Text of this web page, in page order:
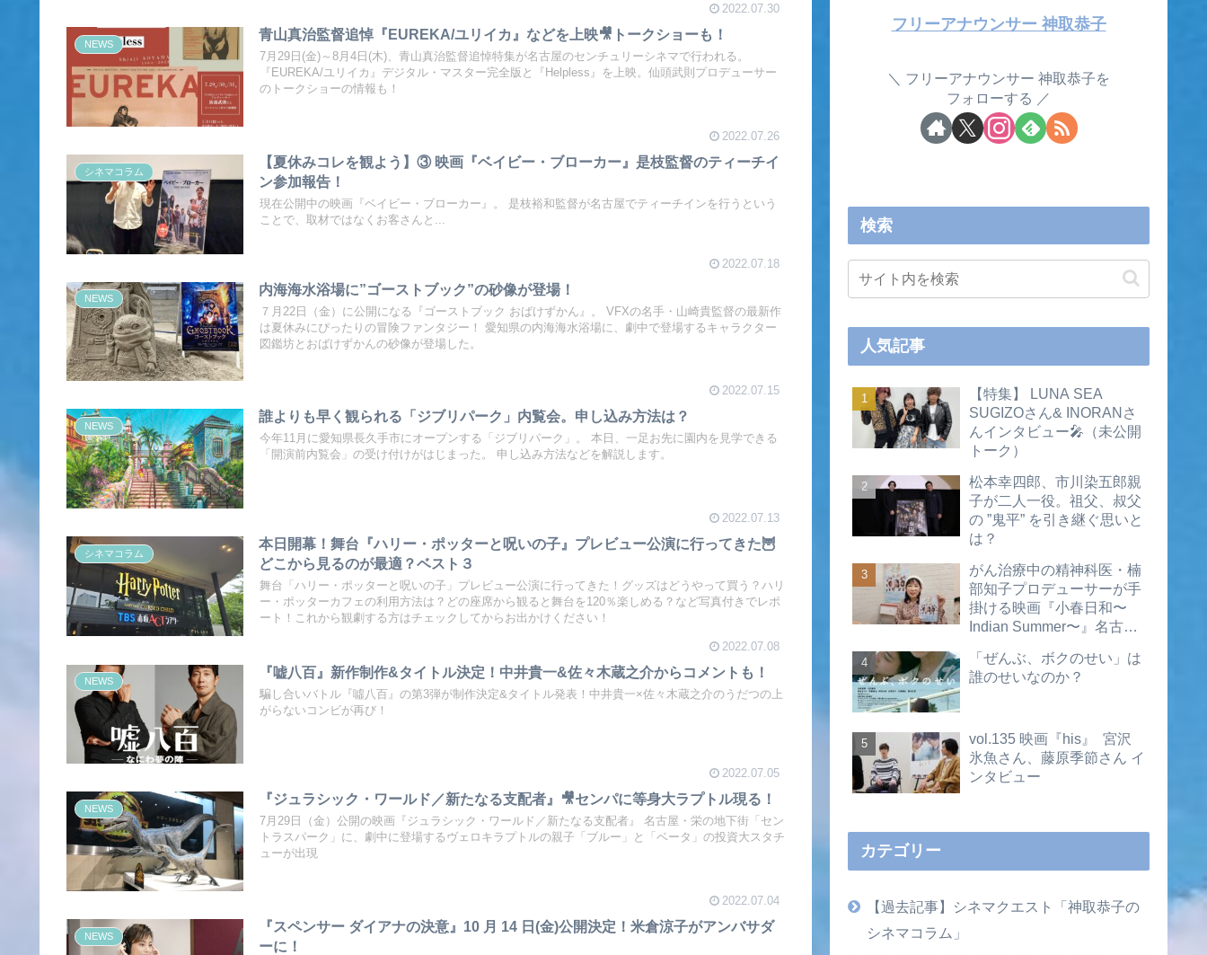
2022.07.30
NEWS
青山真治監督追悼『EUREKA/ユリイカ』などを上映🎥トークショーも！
7月29日(金)～8月4日(木)、青山真治監督追悼特集が名古屋のセンチュリーシネマで行われる。
『EUREKA/ユリイカ』デジタル・マスター完全版と『Helpless』を上映。仙頭武則プロデューサー
のトークショーの情報も！
2022.07.26
シネマコラム
【夏休みコレを観よう】③ 映画『ベイビー・ブローカー』是枝監督のティーチイ
ン参加報告！
現在公開中の映画『ベイビー・ブローカー』。 是枝裕和監督が名古屋でティーチインを行うという
ことで、取材ではなくお客さんと...
2022.07.18
NEWS
内海海水浴場に”ゴーストブック”の砂像が登場！
７月22日（金）に公開になる『ゴーストブック おばけずかん』。 VFXの名手・山崎貴監督の最新作
は夏休みにぴったりの冒険ファンタジー！ 愛知県の内海海水浴場に、劇中で登場するキャラクター
図鑑坊とおばけずかんの砂像が登場した。
2022.07.15
NEWS
誰よりも早く観られる「ジブリパーク」内覧会。申し込み方法は？
今年11月に愛知県長久手市にオープンする「ジブリパーク」。 本日、一足お先に園内を見学できる
「開演前内覧会」の受け付けがはじまった。 申し込み方法などを解説します。
2022.07.13
シネマコラム
本日開幕！舞台『ハリー・ポッターと呪いの子』プレビュー公演に行ってきた🦉
どこから見るのが最適？ベスト３
舞台「ハリー・ポッターと呪いの子」プレビュー公演に行ってきた！グッズはどうやって買う？ハリ
ー・ポッターカフェの利用方法は？どの座席から観ると舞台を120％楽しめる？など写真付きでレポ
ート！これから観劇する方はチェックしてからお出かけください！
2022.07.08
NEWS
『嘘八百』新作制作&タイトル決定！中井貴一&佐々木蔵之介からコメントも！
騙し合いバトル『噓八百』の第3弾が制作決定&タイトル発表！中井貴一×佐々木蔵之介のうだつの上
がらないコンビが再び！
2022.07.05
NEWS
『ジュラシック・ワールド／新たなる支配者』🎥センパに等身大ラプトル現る！
7月29日（金）公開の映画『ジュラシック・ワールド／新たなる支配者』 名古屋・栄の地下街「セン
トラスパーク」に、劇中に登場するヴェロキラプトルの親子「ブルー」と「ベータ」の投資大スタチ
ューが出現
2022.07.04
NEWS
『スペンサー ダイアナの決意』10 月 14 日(金)公開決定！米倉涼子がアンバサダ
ーに！
フリーアナウンサー 神取恭子
フリーアナウンサー 神取恭子を
フォローする
検索
人気記事
【特集】 LUNA SEA
SUGIZOさん& INORANさ
んインタビュー🎤（未公開
トーク）
松本幸四郎、市川染五郎親
子が二人一役。祖父、叔父
の ”鬼平” を引き継ぐ思いと
は？
がん治療中の精神科医・楠
部知子プロデューサーが手
掛ける映画『小春日和〜
Indian Summer〜』名古屋
画あり）
「ぜんぶ、ボクのせい」は
誰のせいなのか？
vol.135 映画『his』 宮沢
氷魚さん、藤原季節さん イ
ンタビュー
カテゴリー
【過去記事】シネマクエスト「神取恭子の
シネマコラム」